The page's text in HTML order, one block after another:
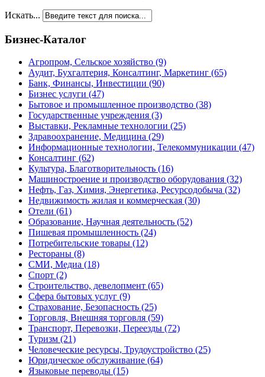
Искать...
Бизнес-Каталог
Агропром, Сельское хозяйство (9)
Аудит, Бухгалтерия, Консалтинг, Маркетинг (65)
Банк, Финансы, Инвестиции (90)
Бизнес услуги (47)
Бытовое и промышленное производство (38)
Государственные учреждения (3)
Выставки, Рекламные технологии (25)
Здравоохранение, Медицина (29)
Информационные технологии, Телекоммуникации (47)
Консалтинг (62)
Культура, Благотворительность (16)
Машиностроение и производство оборудования (32)
Нефть, Газ, Химия, Энергетика, Ресурсодобыча (32)
Недвижимость жилая и коммерческая (30)
Отели (61)
Образование, Научная деятельность (52)
Пишевая промышленность (24)
Потребительские товары (12)
Рестораны (8)
СМИ, Медиа (18)
Спорт (2)
Строительство, девелопмент (65)
Сфера бытовых услуг (9)
Страхование, Безопасность (25)
Торговля, Внешняя торговля (59)
Транспорт, Перевозки, Переезды (72)
Туризм (21)
Человеческие ресурсы, Трудоустройство (25)
Юридическое обслуживание (64)
Языковые переводы (15)